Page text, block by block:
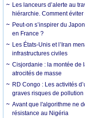
Les lanceurs d’alerte au
hiérarchie. Comment
Peut-on s’inspirer du
en France ?
Les États-Unis et l’Iran
infrastructures civiles
Cisjordanie : la montée de
atrocités de masse
RD Congo : Les activités
graves risques de pollution
Avant que l'algorithme ne
résistance au Nigéria